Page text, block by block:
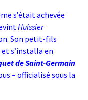
s’était achevée
Huissier
Son petit-fils
s’installa en
de Saint-Germain
– officialisé sous la